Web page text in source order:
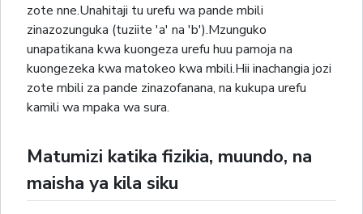
zote nne.Unahitaji tu urefu wa pande mbili
zinazozunguka (tuziite 'a' na 'b').Mzunguko
unapatikana kwa kuongeza urefu huu pamoja na
kuongezeka kwa matokeo kwa mbili.Hii inachangia jozi
zote mbili za pande zinazofanana, na kukupa urefu
kamili wa mpaka wa sura.
Matumizi katika fizikia, muundo, na
maisha ya kila siku